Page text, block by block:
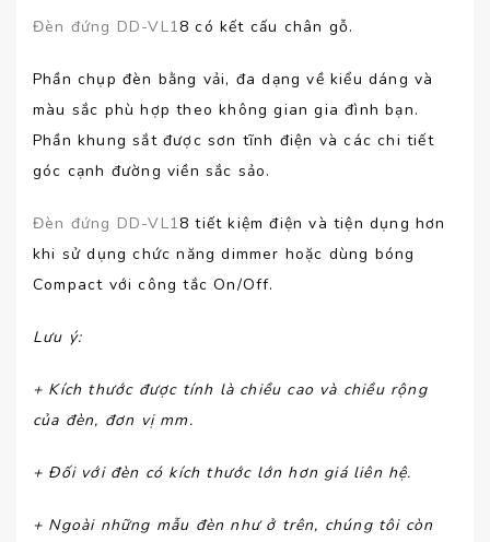
Đèn đứng DD-VL18 có kết cấu chân gỗ.
Phần chụp đèn bằng vải, đa dạng về kiểu dáng và
màu sắc phù hợp theo không gian gia đình bạn.
Phần khung sắt được sơn tĩnh điện và các chi tiết
góc cạnh đường viền sắc sảo.
Đèn đứng DD-VL18 tiết kiệm điện và tiện dụng hơn
khi sử dụng chức năng dimmer hoặc dùng bóng
Compact với công tắc On/Off.
Lưu ý:
+ Kích thước được tính là chiều cao và chiều rộng
của đèn, đơn vị mm.
+ Đối với đèn có kích thước lớn hơn giá liên hệ.
+ Ngoài những mẫu đèn như ở trên, chúng tôi còn